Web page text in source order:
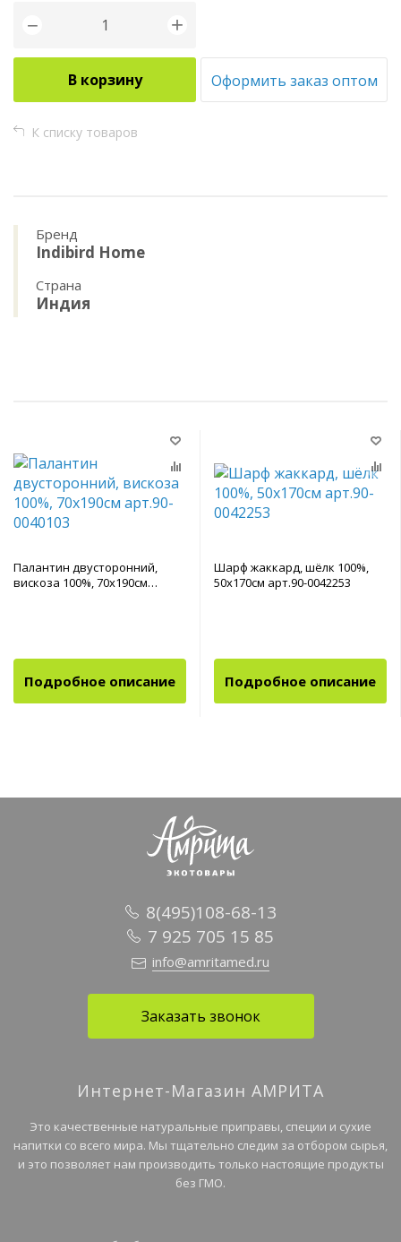
− +
В корзину Оформить заказ оптом
К списку товаров
Бренд
Indibird Home
Страна
Индия
Палантин двусторонний,
вискоза 100%, 70х190см
Подробное описание
Шарф жаккард, шёлк 100%,
50х170см арт.90-0042253
Подробное описание
8(495)108-68-13
7 925 705 15 85
info@amritamed.ru
Заказать звонок
Интернет-Магазин АМРИТА
Это качественные натуральные приправы, специи и сухие
напитки со всего мира. Мы тщательно следим за отбором сырья,
и это позволяет нам производить только настоящие продукты
без ГМО.